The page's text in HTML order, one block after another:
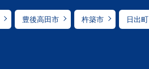
豊後高田市 杵築市 日出町